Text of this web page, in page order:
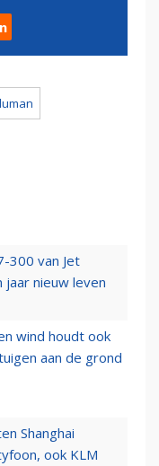
luman
300 van Jet
nieuw leven
wind houdt ook
aan de grond
Shanghai
ook KLM